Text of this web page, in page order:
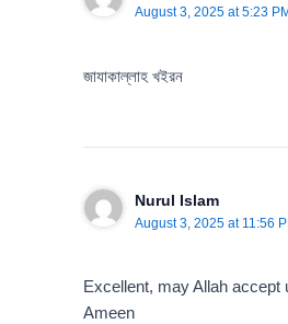
August 3, 2025 at 5:23 PM
জাযাকাল্লাহ খইরন
Nurul Islam
August 3, 2025 at 11:56
Excellent, may Allah accept
Ameen